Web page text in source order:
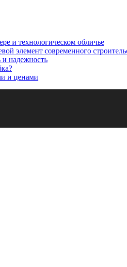
и технологическом обличье
элемент современного
и надежность
и ценами